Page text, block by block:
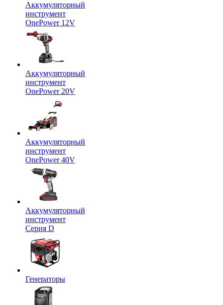
Аккумуляторный
инструмент
OnePower 12V
Аккумуляторный
инструмент
OnePower 20V
Аккумуляторный
инструмент
OnePower 40V
Аккумуляторный
инструмент
Серия D
Генераторы